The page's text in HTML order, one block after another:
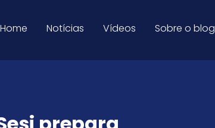
Home Notícias Vídeos Sobre o blog